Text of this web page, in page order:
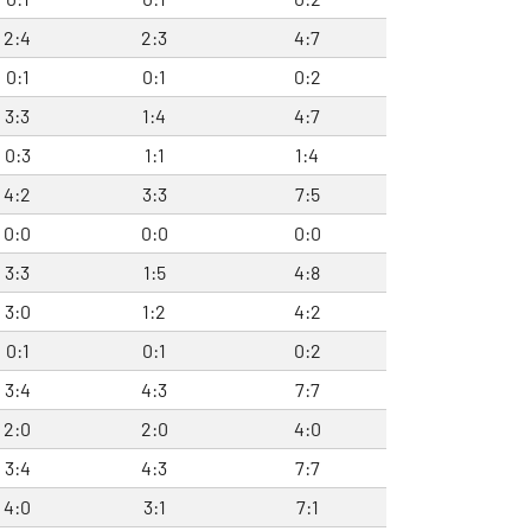
2:4 2:3
4:7
0:1 0:1
0:2
3:3 1:4
4:7
0:3 1:1
1:4
4:2 3:3
7:5
0:0 0:0
0:0
3:3 1:5
4:8
3:0 1:2
4:2
0:1 0:1
0:2
3:4 4:3
7:7
2:0 2:0
4:0
3:4 4:3
7:7
4:0 3:1 7:1